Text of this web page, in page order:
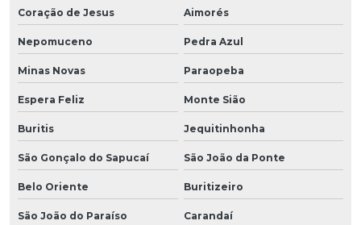
Coração de Jesus Aimorés
Nepomuceno Pedra Azul
Minas Novas Paraopeba
Espera Feliz Monte Sião
Buritis Jequitinhonha
São Gonçalo do Sapucaí São João da Ponte
Belo Oriente Buritizeiro
São João do Paraíso Carandaí